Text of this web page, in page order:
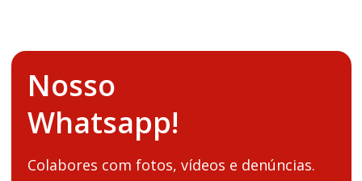
Nosso
Whatsapp!
Colabores com fotos, vídeos e denúncias.